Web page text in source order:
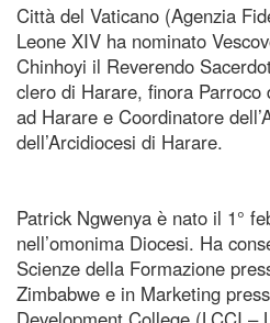
Città del Vaticano (Agenzia
Leone XIV ha nominato
Chinhoyi il Reverendo
clero di Harare, finora
ad Harare e Coordinatore
dell’Arcidiocesi di Harare.
Patrick Ngwenya è nato il 1°
nell’omonima Diocesi. Ha
Scienze della Formazione
Zimbabwe e in Marketing